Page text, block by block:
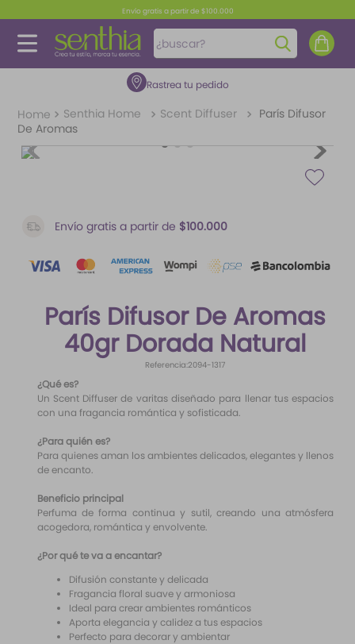
Envío gratis a partir de $100.000
¿buscar?
Rastrea tu pedido
Senthia Home Scent Diffuser
París Difusor
De Aromas
Envío gratis a partir de $100.000
París Difusor De Aromas
40gr Dorada Natural
Referencia:2094-1317
¿Qué es?
Un Scent Diffuser de varitas diseñado para llenar tus espacios
con una fragancia romántica y sofisticada.
¿Para quién es?
Para quienes aman los ambientes delicados, elegantes y llenos
de encanto.
Beneficio principal
Perfuma de forma continua y sutil, creando una atmósfera
acogedora, romántica y envolvente.
¿Por qué te va a encantar?
Difusión constante y delicada
Fragancia floral suave y armoniosa
Ideal para crear ambientes románticos
Aporta elegancia y calidez a tus espacios
Perfecto para decorar y ambientar
TÉRMINOS MÁS BUSCADOS
1.
perfume
5.
iconic
ariana grande
mantequilla